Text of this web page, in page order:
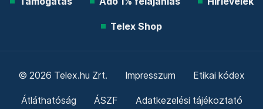
Telex Shop
© 2026 Telex.hu Zrt. Impresszum Etikai kódex
Átláthatóság ÁSZF Adatkezelési tájékoztató